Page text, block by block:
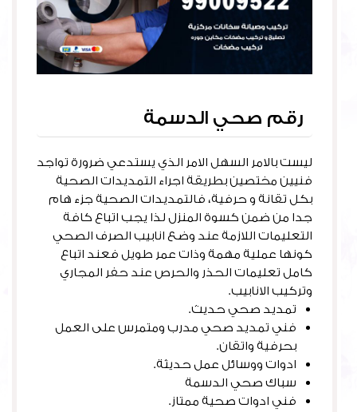
رقم صحي الدسمة
ليست بالامر السهل الامر الذي يستدعي ضرورة تواجد
فنيين مختصين بطريقة اجراء التمديدات الصحية
بكل تقانة و حرفية، فالتمديدات الصحية جزء هام
جدا من ضمن كسوة المنزل لذا يجب اتباع كافة
التعليمات اللازمة عند وضع انابيب الصرف الصحي
كونها عملية مهمة وذات عمر طويل فعند اتباع
كامل تعليمات الحذر والحرص عند حفر المجاري
وتركيب الانابيب.
تمديد صحي حديث.
فني تمديد صحي مدرب ومتمرس على العمل
بحرفية واتقان.
ادوات ووسائل عمل حديثة.
سباك صحي الدسمة
فني ادوات صحية ممتاز.